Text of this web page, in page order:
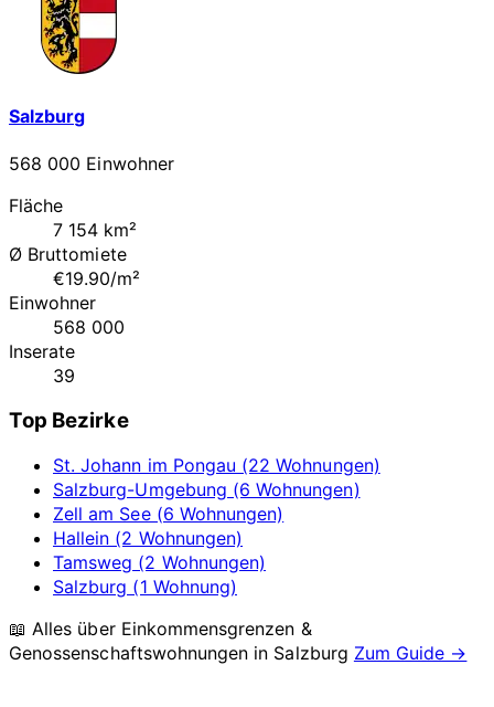
Salzburg
568 000 Einwohner
Fläche
7 154 km²
Ø Bruttomiete
€19.90/m²
Einwohner
568 000
Inserate
39
Top Bezirke
St. Johann im Pongau (22 Wohnungen)
Salzburg-Umgebung (6 Wohnungen)
Zell am See (6 Wohnungen)
Hallein (2 Wohnungen)
Tamsweg (2 Wohnungen)
Salzburg (1 Wohnung)
📖 Alles über Einkommensgrenzen &
Genossenschaftswohnungen in Salzburg Zum Guide →